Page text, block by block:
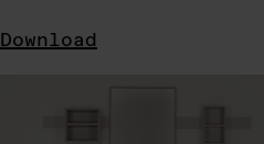
Download